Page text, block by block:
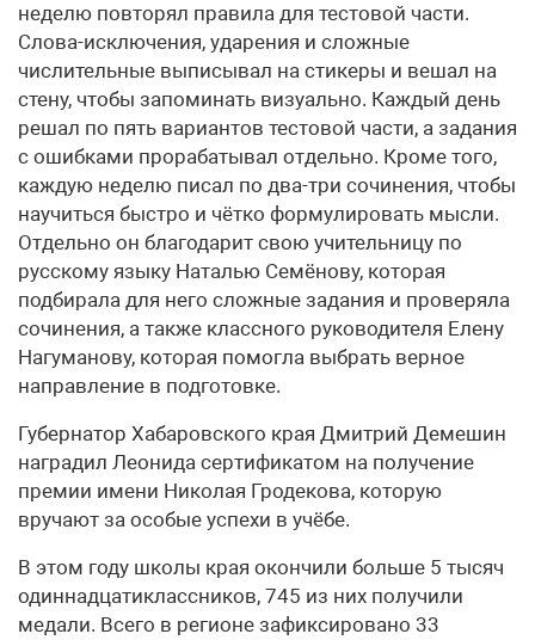
неделю повторял правила для тестовой части.
Слова-исключения, ударения и сложные
числительные выписывал на стикеры и вешал на
стену, чтобы запоминать визуально. Каждый день
решал по пять вариантов тестовой части, а задания
с ошибками прорабатывал отдельно. Кроме того,
каждую неделю писал по два-три сочинения, чтобы
научиться быстро и чётко формулировать мысли.
Отдельно он благодарит свою учительницу по
русскому языку Наталью Семёнову, которая
подбирала для него сложные задания и проверяла
сочинения, а также классного руководителя Елену
Нагуманову, которая помогла выбрать верное
направление в подготовке.
Губернатор Хабаровского края Дмитрий Демешин
наградил Леонида сертификатом на получение
премии имени Николая Гродекова, которую
вручают за особые успехи в учёбе.
В этом году школы края окончили больше 5 тысяч
одиннадцатиклассников, 745 из них получили
медали. Всего в регионе зафиксировано 33